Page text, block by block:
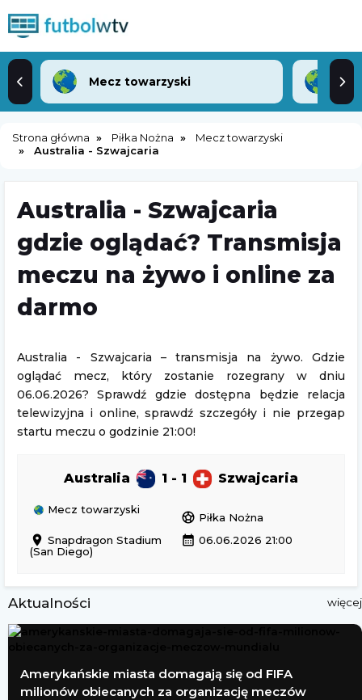
Mecz towarzyski
Strona główna Piłka Nożna
Mecz towarzyski
Australia - Szwajcaria
Australia - Szwajcaria
gdzie oglądać? Transmisja
meczu na żywo i online za
darmo
Australia - Szwajcaria – transmisja na żywo. Gdzie
oglądać mecz, który zostanie rozegrany w dniu
06.06.2026? Sprawdź gdzie dostępna będzie relacja
telewizyjna i online, sprawdź szczegóły i nie przegap
startu meczu o godzinie 21:00!
Australia 1 - 1 Szwajcaria
Mecz towarzyski
sports_soccer Piłka Nożna
location_on Snapdragon Stadium
(San Diego)
calendar_month 06.06.2026 21:00
Aktualności więcej
Amerykańskie miasta domagają się od FIFA
milionów obiecanych za organizację meczów